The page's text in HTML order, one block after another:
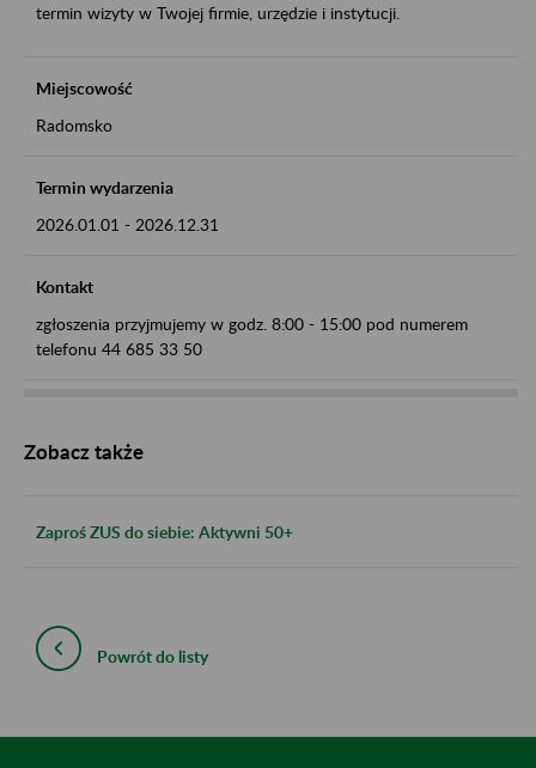
termin wizyty w Twojej firmie, urzędzie i instytucji.
Miejscowość
Radomsko
Termin wydarzenia
2026.01.01 - 2026.12.31
Kontakt
zgłoszenia przyjmujemy w godz. 8:00 - 15:00 pod numerem
telefonu 44 685 33 50
Zobacz także
Zaproś ZUS do siebie: Aktywni 50+
Powrót do listy